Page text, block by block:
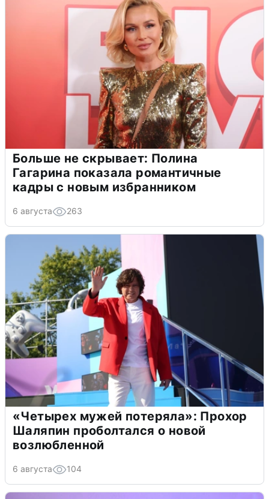
Больше не скрывает: Полина
Гагарина показала романтичные
кадры с новым избранником
6 августа 263
«Четырех мужей потеряла»: Прохор
Шаляпин проболтался о новой
возлюбленной
6 августа 104